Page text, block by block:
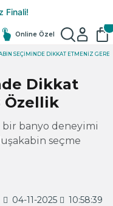
Online Özel
SEÇIMINDE DIKKAT ETMENIZ
Dikkat
Özellik
bir banyo deneyimi
seçme
04-11-2025 10:58:39